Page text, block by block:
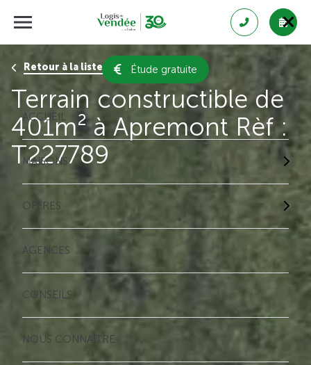
Étude gratuite
ACCUEIL
MAISONS
OFFRES
AGENCES
CONSEILS
NOUS CONNAÎTRE
Retour à la liste des résultats
Terrain constructible de
401m² à Apremont Rèf :
T227789